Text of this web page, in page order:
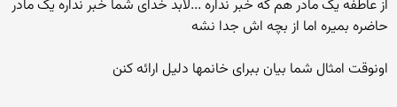
از عاطفه یک مادر هم که خبر نداره ...لابد خدای شما خبر نداره یک مادر
حاضره بمیره اما از بچه اش جدا نشه
اونوقت امثال شما بیان ببرای خانمها دلیل ارائه کنن